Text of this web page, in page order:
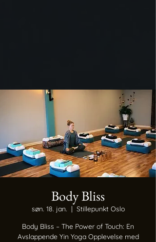
Body Bliss
søn. 18. jan.
  |
Stillepunkt Oslo
Body Bliss – The Power of Touch: En
Avslappende Yin Yoga Opplevelse med